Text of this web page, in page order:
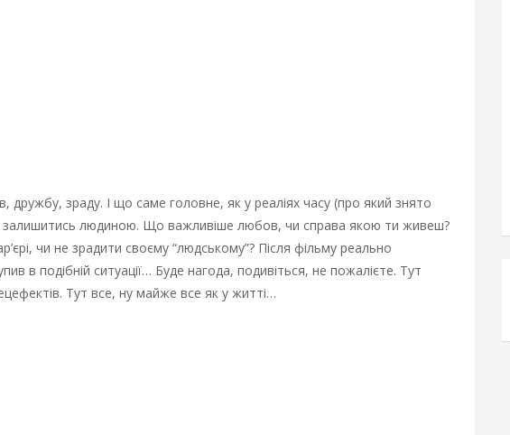
дружбу, зраду. І що саме головне, як у реаліях часу (про який знято
залишитись людиною. Що важливіше любов, чи справа якою ти живеш?
чи не зрадити своєму “людському”? Після фільму реально
в подібній ситуації… Буде нагода, подивіться, не пожалієте. Тут
Тут все, ну майже все як у житті…